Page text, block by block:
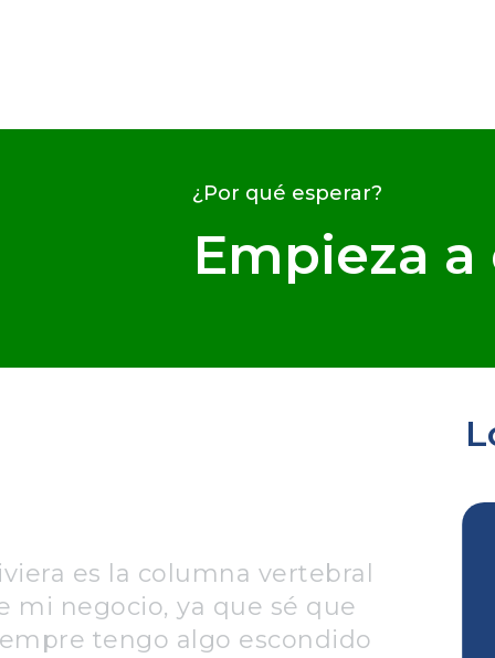
¿Por qué esperar?
Empieza
es la columna vertebral
mi negocio, ya que sé que
tengo algo escondido